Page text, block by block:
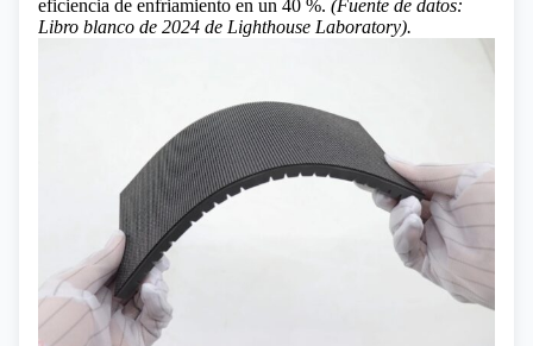
eficiencia de enfriamiento en un 40 %. (Fuente de datos:
Libro blanco de 2024 de Lighthouse Laboratory).